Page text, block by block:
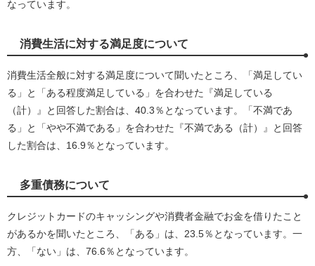
なっています。
消費生活に対する満足度について
消費生活全般に対する満足度について聞いたところ、「満足してい
る」と「ある程度満足している」を合わせた『満足している
（計）』と回答した割合は、40.3％となっています。「不満であ
る」と「やや不満である」を合わせた『不満である（計）』と回答
した割合は、16.9％となっています。
多重債務について
クレジットカードのキャッシングや消費者金融でお金を借りたこと
があるかを聞いたところ、「ある」は、23.5％となっています。一
方、「ない」は、76.6％となっています。